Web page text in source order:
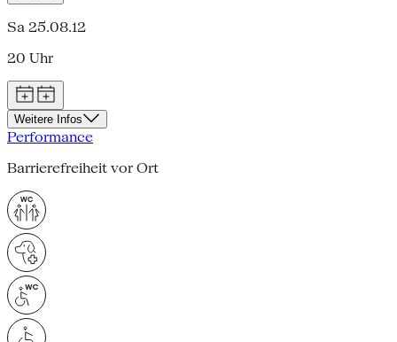
Sa 25.08.12
20 Uhr
Weitere Infos
Performance
Barrierefreiheit vor Ort